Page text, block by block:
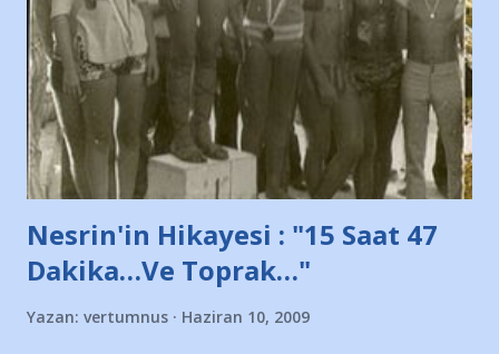
söylüyoruz. Bu son uyarımızdır. Bunun yanısıra, bu takımlara
ait tanıtıcı ilanların asılmasına izin veren Bursa Büyükşehir
Belediyesi ile mağazaların bulunduğu alışveriş merkezlerini
de kınıyoruz'' diye de eklemiş .. Blogumuzda okuduğum bu
yazının hemen ardından bu habe...
Nesrin'in Hikayesi : "15 Saat 47
Dakika…Ve Toprak…"
Yazan: vertumnus Haziran 10, 2009